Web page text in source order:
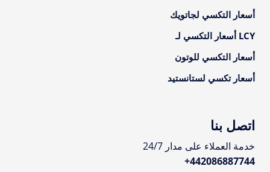
أسعار التكسي لجاتويك
LCY أسعار التكسي لـ
أسعار التكسي للوتون
أسعار تكسي لستانستيد
اتصل بنا
خدمة العملاء على مدار 24/7
+442086887744